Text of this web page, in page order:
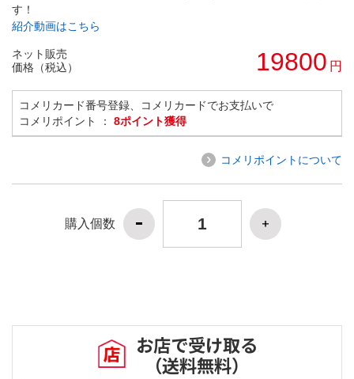
す！
紹介動画はこちら
ネット販売
価格（税込）
19800 円
コメリカード番号登録、コメリカードでお支払いで
コメリポイント ： 8ポイント獲得
コメリポイントについて
購入個数
お店で受け取る
（送料無料）